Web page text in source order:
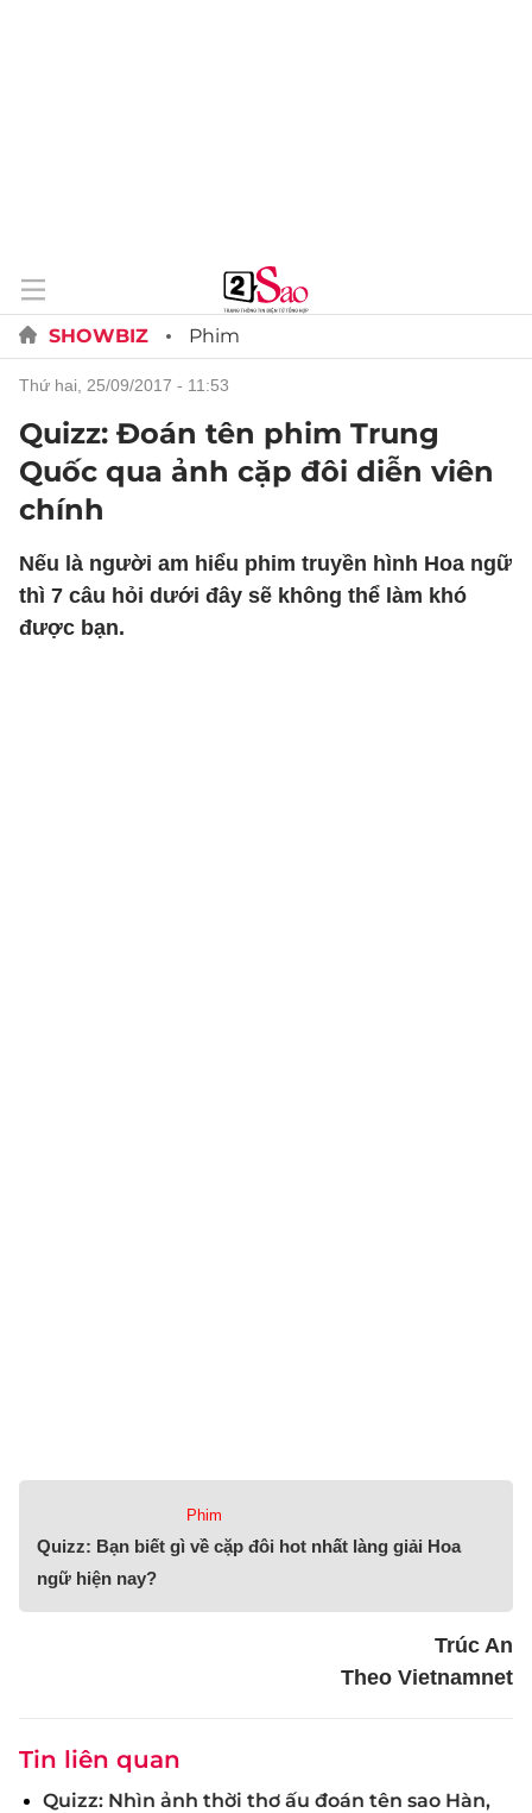
SHOWBIZ Phim
thứ hai, 25/09/2017 - 11:53
Quizz: Đoán tên phim Trung
Quốc qua ảnh cặp đôi diễn viên
chính
Nếu là người am hiểu phim truyền hình Hoa ngữ
thì 7 câu hỏi dưới đây sẽ không thể làm khó
được bạn.
Phim
Quizz: Bạn biết gì về cặp đôi hot nhất làng giải Hoa
ngữ hiện nay?
Trúc An
Theo Vietnamnet
Tin liên quan
Quizz: Nhìn ảnh thời thơ ấu đoán tên sao Hàn,